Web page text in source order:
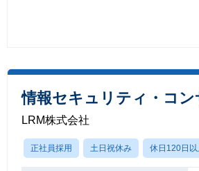
情報セキュリティ・コン
LRM株式会社
正社員採用 土日祝休み 休日120日以